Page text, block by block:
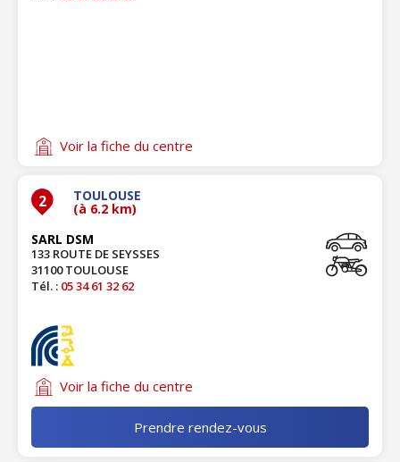
Voir la fiche du centre
2 TOULOUSE
(à 6.2 km)
SARL DSM
133 ROUTE DE SEYSSES
31100 TOULOUSE
Tél. : 05 34 61 32 62
Voir la fiche du centre
Prendre rendez-vous